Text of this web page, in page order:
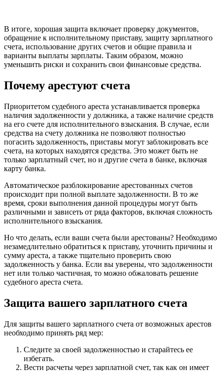
В итоге, хорошая защита включает проверку документов,
обращение к исполнительному приставу, защиту зарплатного
счета, использование других счетов и общие правила и
варианты выплаты зарплаты. Таким образом, можно
уменьшить риски и сохранить свои финансовые средства.
Почему арестуют счета
Приоритетом судебного ареста устанавливается проверка
наличия задолженности у должника, а также наличие средств
на его счете для исполнительного взыскания. В случае, если
средства на счету должника не позволяют полностью
погасить задолженность, приставы могут заблокировать все
счета, на которых находятся средства. Это может быть не
только зарплатный счет, но и другие счета в банке, включая
карту банка.
Автоматическое разблокирование арестованных счетов
происходит при полной выплате задолженности. В то же
время, сроки выполнения данной процедуры могут быть
различными и зависеть от ряда факторов, включая сложность
исполнительного взыскания.
Но что делать, если ваши счета были арестованы? Необходимо
незамедлительно обратиться к приставу, уточнить причины и
сумму ареста, а также тщательно проверить свою
задолженность у банка. Если вы уверены, что задолженности
нет или только частичная, то можно обжаловать решение
судебного ареста счета.
Защита вашего зарплатного счета
Для защиты вашего зарплатного счета от возможных арестов
необходимо принять ряд мер:
Следите за своей задолженностью и старайтесь ее
избегать.
Вести расчеты через зарплатной счет, так как он имеет